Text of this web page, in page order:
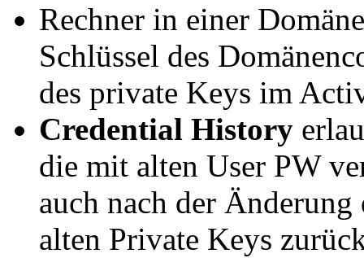
Rechner in einer
Schlüssel des
des private Keys im
Credential History
die mit alten User PW
auch nach der
alten Private Keys